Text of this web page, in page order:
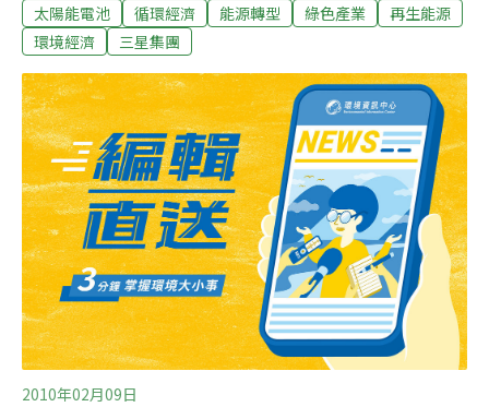
報導，三星電子11日發布新聞稿表示，三星集團計畫投資
電動車電池5.4兆韓元，以及發光二極體（LED）8.6兆韓
熙在聲明稿中表示，世界各地政府紛紛投資綠色產業，以
化解能源資源有限的問題，同時保護我們居住的地球，這
是目前全球社會面臨的迫切挑戰。
太陽能電池 循環經濟 能源轉型 綠色產業
再生能源
環境經濟
三星集團
2010年02月09日